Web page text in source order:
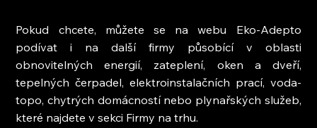
Pokud chcete, můžete se na webu Eko-Adepto
podívat i na další firmy působící v oblasti
obnovitelných energií, zateplení, oken a dveří,
tepelných čerpadel, elektroinstalačních prací, voda-
topo, chytrých domácností nebo plynařských služeb,
které najdete v sekci Firmy na trhu.